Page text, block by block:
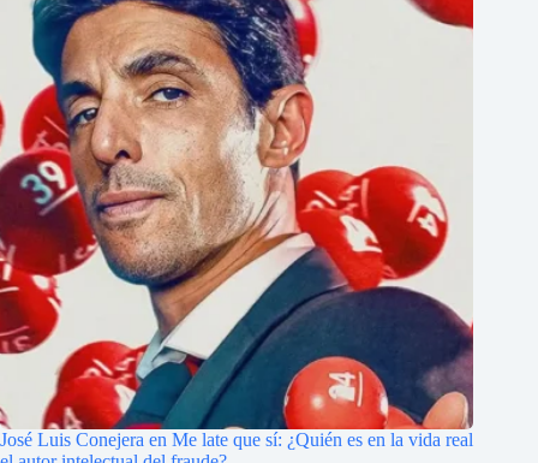
José Luis Conejera en Me late que sí: ¿Quién es en la vida real